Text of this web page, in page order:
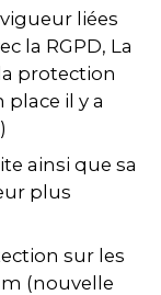
liées
la RGPD, La
protection
il y a
ainsi que sa
plus
sur les
(nouvelle